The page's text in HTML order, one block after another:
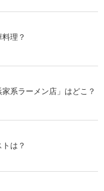
理？
系ラーメン店」はどこ？
は？